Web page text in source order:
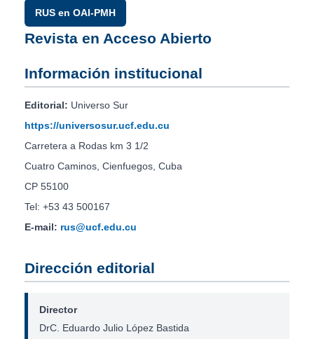
RUS en OAI-PMH
Revista en Acceso Abierto
Información institucional
Editorial: Universo Sur
https://universosur.ucf.edu.cu
Carretera a Rodas km 3 1/2
Cuatro Caminos, Cienfuegos, Cuba
CP 55100
Tel: +53 43 500167
E-mail: rus@ucf.edu.cu
Dirección editorial
Director
DrC. Eduardo Julio López Bastida